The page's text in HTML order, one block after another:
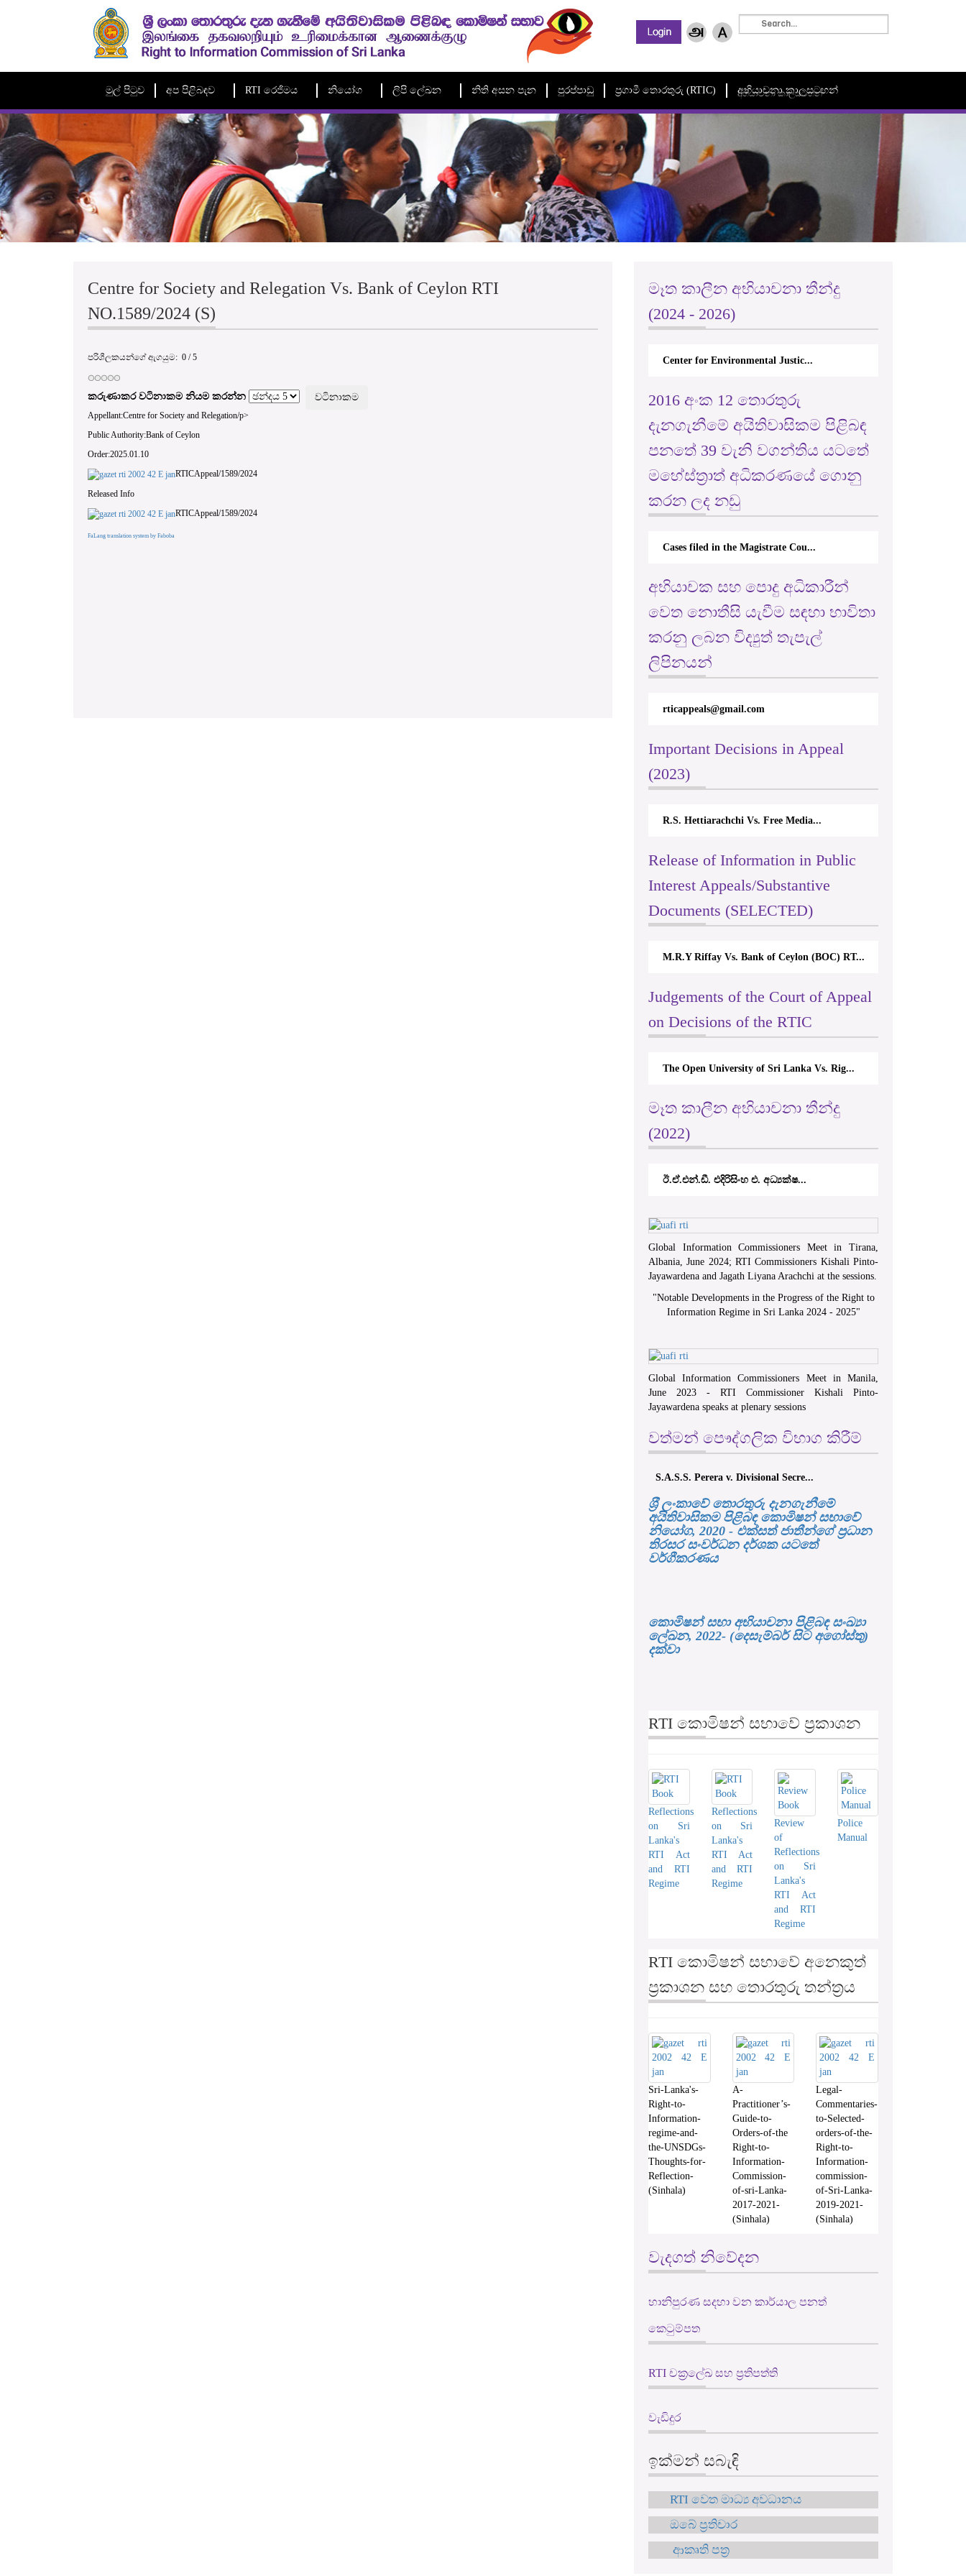
මුල් පිටුව අප පිළිබඳව RTI රෙජිමය නියෝග ලිපි ලේඛන නිති අසන පැන පුරප්පාඩු ප්‍රගාමී තොරතුරු (RTIC) අභියාචනා කාලසටහන්
අභියාචනා කාලසටහන්
Centre for Society and Relegation Vs. Bank of Ceylon RTI
NO.1589/2024 (S)
පරිශීලකයන්ගේ ඇගයුම: 0 /5
කරුණාකර වටිනාකම නියම කරන්න
Appellant:Centre for Society and Relegation/p>
Public Authority:Bank of Ceylon
Order:2025.01.10
RTICAppeal/1589/2024
Released Info
RTICAppeal/1589/2024
FaLang translation system by Faboba
මෑත කාලීන අභියාචනා තීන්දු
(2024 - 2026)
Center for Environmental Justic...
2016 අංක 12 තොරතුරු
දැනගැනීමේ අයිතිවාසිකම පිළිබඳ
පනතේ 39 වැනි වගන්තිය යටතේ
මහේස්ත්‍රාත් අධිකරණයේ ගොනු
කරන ලද නඩු
Cases filed in the Magistrate Cou...
අභියාචක සහ පොදු අධිකාරීන්
වෙත නොතීසි යැවීම සඳහා භාවිතා
කරනු ලබන විද්‍යුත් තැපැල්
ලිපිනයන්
rticappeals@gmail.com
Important Decisions in Appeal
(2023)
R.S. Hettiarachchi Vs. Free Media...
Release of Information in Public
Interest Appeals/Substantive
Documents (SELECTED)
M.R.Y Riffay Vs. Bank of Ceylon (BOC) RT...
Judgements of the Court of Appeal
on Decisions of the RTIC
The Open University of Sri Lanka Vs. Rig...
මෑත කාලීන අභියාචනා තීන්දු
(2022)
ඊ.ඒ.එන්.ඩී. එදිරිසිංහ එ. අධ්‍යක්ෂ...
Global Information Commissioners Meet in Tirana,
Albania, June 2024; RTI Commissioners Kishali Pinto-
Jayawardena and Jagath Liyana Arachchi at the sessions.
"Notable Developments in the Progress of the Right to
Information Regime in Sri Lanka 2024 - 2025"
Global Information Commissioners Meet in Manila,
June 2023 - RTI Commissioner Kishali Pinto-
Jayawardena speaks at plenary sessions
වත්මන් පෞද්ගලික විභාග කිරීම්
S.A.S.S. Perera v. Divisional Secre...
ශ‍්‍රී ලංකාවේ තොරතුරු දැනගැනීමේ
අයිතිවාසිකම පිළිබඳ කොමිෂන් සභාවේ
නියෝග, 2020 - එක්සත් ජාතීන්ගේ ප්‍රධාන
තිරසර සංවර්ධන දර්ශක යටතේ
වර්ගීකරණය
කොමිෂන් සභා අභියාචනා පිළිබඳ සංඛ්‍යා
ලේඛන, 2022- (දෙසැම්බර් සිට අගෝස්තු)
දක්වා
RTI කොමිෂන් සභාවේ ප්‍රකාශන
Reflections
on Sri
Lanka's
RTI Act
and RTI
Regime
Reflections
on Sri
Lanka's
RTI Act
and RTI
Regime
Review
of
Reflections
on Sri
Lanka's
RTI Act
and RTI
Regime
Police
Manual
RTI කොමිෂන් සභාවේ අනෙකුත්
ප්‍රකාශන සහ තොරතුරු තන්ත්‍රය
Sri-Lanka's-
Right-to-
Information-
regime-and-
the-UNSDGs-
Thoughts-for-
Reflection-
(Sinhala)
A-
Practitioner’s-
Guide-to-
Orders-of-the
Right-to-
Information-
Commission-
of-sri-Lanka-
2017-2021-
(Sinhala)
Legal-
Commentaries-
to-Selected-
orders-of-the-
Right-to-
Information-
commission-
of-Sri-Lanka-
2019-2021-
(Sinhala)
වැදගත් නිවේදන
හානිපුරණ සදහා වන කාර්යාල පනත්
කෙටුම්පත
RTI චක්‍රලේඛ සහ ප්‍රතිපත්ති
වැඩිදුර
ඉක්මන් සබැඳි
RTI වෙත මාධ්‍ය අවධානය
ඔබේ ප්‍රතිචාර
ආකෘති පත්‍ර